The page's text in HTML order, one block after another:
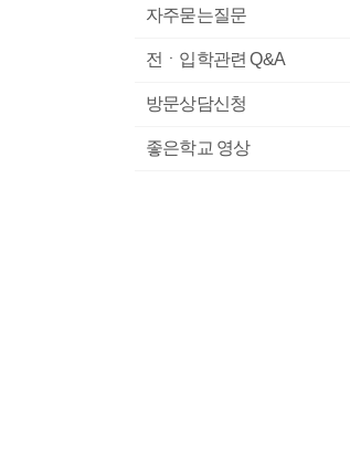
자주묻는질문
전ㆍ입학관련 Q&A
방문상담신청
좋은학교 영상